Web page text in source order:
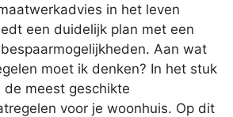
in het leven
een duidelijk plan met een
Aan wat
moet ik denken? In het stuk
meest geschikte
voor je woonhuis. Op dit